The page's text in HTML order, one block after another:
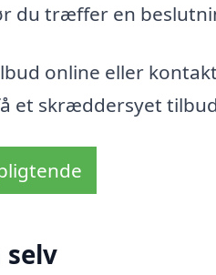
du træffer en
online eller
et skræddersyet